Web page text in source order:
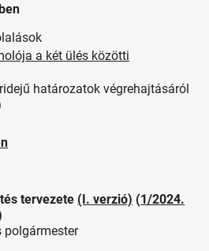
a két ülés közötti
határozatok végrehajtásáról
tervezete (I. verzió) (1/2024.
polgármester